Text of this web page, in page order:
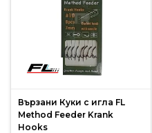
Вързани Куки с игла FL
Method Feeder Krank
Hooks